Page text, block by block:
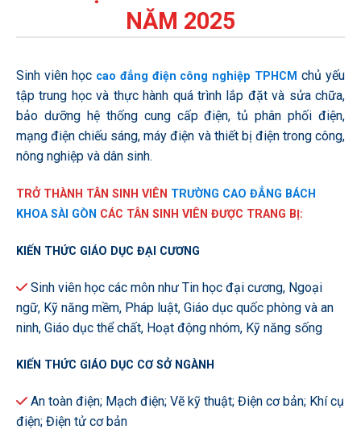
NĂM 2025
Sinh viên học cao đẳng điện công nghiệp TPHCM chủ yếu
tập trung học và thực hành quá trình lắp đặt và sửa chữa,
bảo dưỡng hệ thống cung cấp điện, tủ phân phối điện,
mạng điện chiếu sáng, máy điện và thiết bị điện trong công,
nông nghiệp và dân sinh.
TRỞ THÀNH TÂN SINH VIÊN TRƯỜNG CAO ĐẲNG BÁCH
KHOA SÀI GÒN CÁC TÂN SINH VIÊN ĐƯỢC TRANG BỊ:
KIẾN THỨC GIÁO DỤC ĐẠI CƯƠNG
Sinh viên học các môn như Tin học đại cương, Ngoại
ngữ, Kỹ năng mềm, Pháp luật, Giáo dục quốc phòng và an
ninh, Giáo dục thể chất, Hoạt động nhóm, Kỹ năng sống
KIẾN THỨC GIÁO DỤC CƠ SỞ NGÀNH
An toàn điện; Mạch điện; Vẽ kỹ thuật; Điện cơ bản; Khí cụ
điện; Điện tử cơ bản